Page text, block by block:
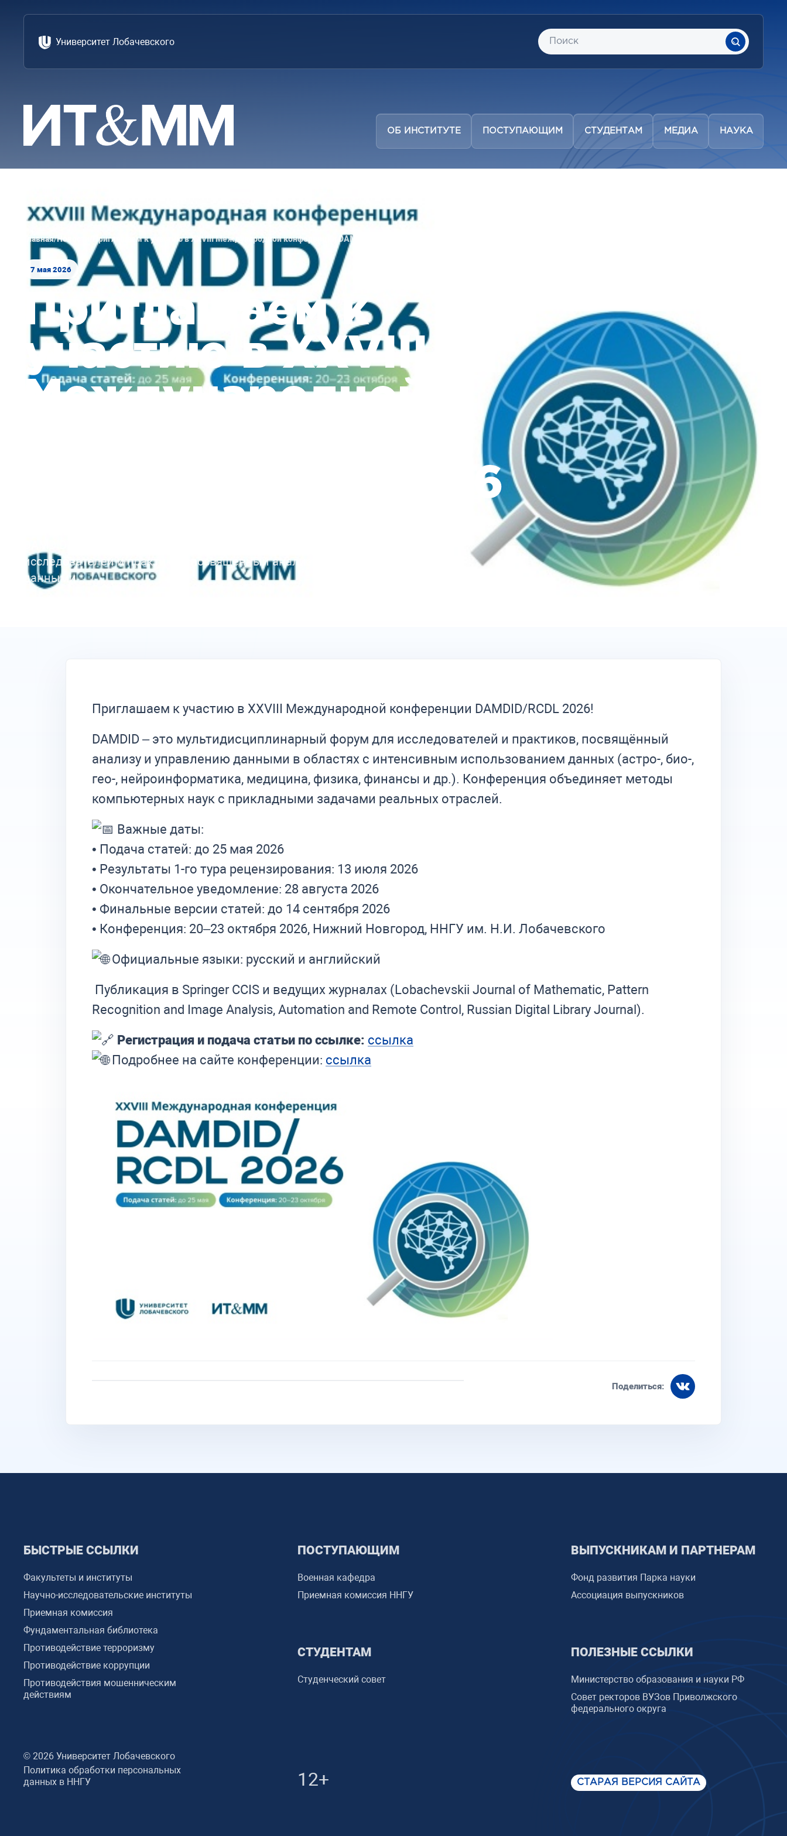
Университет Лобачевского
ОБ ИНСТИТУТЕ ПОСТУПАЮЩИМ СТУДЕНТАМ МЕДИА НАУКА
Главная/Новости Приглашаем к участию в XXVIII Международной конференции DAMDID/RCDL 2026
7 мая 2026
Приглашаем к
участию в XXVIII
Международной
DAMDID/RCDL 2026
исследователей и практиков, посвящённый анализу и управлению
данными...
Приглашаем к участию в XXVIII Международной конференции DAMDID/RCDL 2026!
DAMDID – это мультидисциплинарный форум для исследователей и практиков, посвящённый
анализу и управлению данными в областях с интенсивным использованием данных (астро-, био-,
гео-, нейроинформатика, медицина, физика, финансы и др.). Конференция объединяет методы
компьютерных наук с прикладными задачами реальных отраслей.
Важные даты:
• Подача статей: до 25 мая 2026
• Результаты 1-го тура рецензирования: 13 июля 2026
• Окончательное уведомление: 28 августа 2026
• Финальные версии статей: до 14 сентября 2026
• Конференция: 20–23 октября 2026, Нижний Новгород, ННГУ им. Н.И. Лобачевского
Официальные языки: русский и английский
Публикация в Springer CCIS и ведущих журналах (Lobachevskii Journal of Mathematic, Pattern
Recognition and Image Analysis, Automation and Remote Control, Russian Digital Library Journal).
Регистрация и подача статьи по ссылке: ссылка
Подробнее на сайте конференции: ссылка
Поделиться:
БЫСТРЫЕ ССЫЛКИ
Факультеты и институты
Научно-исследовательские институты
Приемная комиссия
Фундаментальная библиотека
Противодействие терроризму
Противодействие коррупции
Противодействия мошенническим
действиям
ПОСТУПАЮЩИМ
Военная кафедра
Приемная комиссия ННГУ
СТУДЕНТАМ
Студенческий совет
ВЫПУСКНИКАМ И ПАРТНЕРАМ
Фонд развития Парка науки
Ассоциация выпускников
ПОЛЕЗНЫЕ ССЫЛКИ
Министерство образования и науки РФ
Совет ректоров ВУЗов Приволжского
федерального округа
© 2026 Университет Лобачевского
Политика обработки персональных
данных в ННГУ
12+ СТАРАЯ ВЕРСИЯ САЙТА